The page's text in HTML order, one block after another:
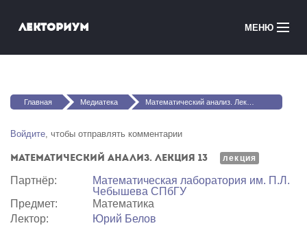
Лекториум МЕНЮ
Медиатека
Courses in English
Вы здесь
Главная Медиатека Математический анализ. Лекция 13
Войдите, чтобы отправлять комментарии
Математический анализ. Лекция 13 лекция
Партнёр:
Математичеcкая лаборатория им. П.Л.
Чебышева СПбГУ
Предмет:
Математика
Лектор:
Юрий Белов